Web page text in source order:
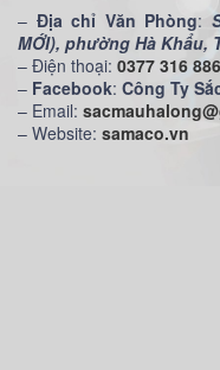
– Địa chỉ Văn Phòng:
MỚI), phường Hà Khẩu,
– Điện thoại: 0377 316 886
– Facebook: Công Ty
– Email:
– Website: samaco.vn